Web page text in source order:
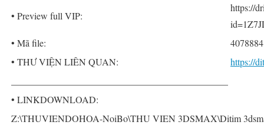
• Preview full VIP:
https://
• Mã file:
• THƯ VIỆN LIÊN QUAN:
https://
• LINKDOWNLOAD:
Z:\THUVIENDOHOA-NoiBo\THU VIEN 3DSMAX\Ditim